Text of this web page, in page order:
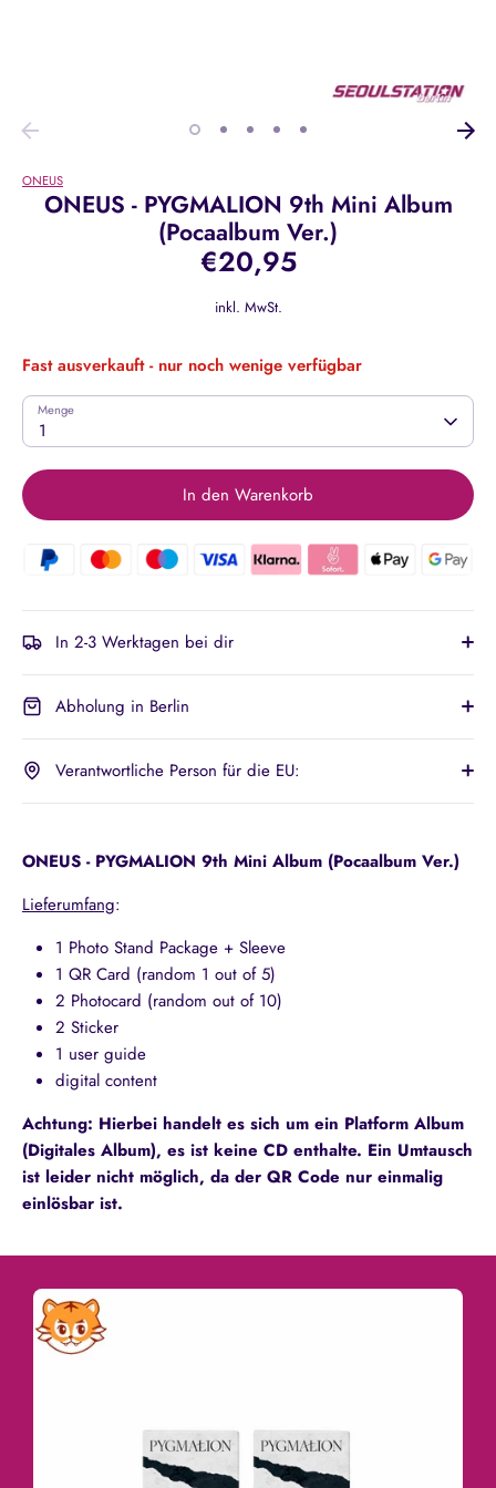
ONEUS
ONEUS - PYGMALION 9th Mini Album
(Pocaalbum Ver.)
€20,95
inkl. MwSt.
Fast ausverkauft - nur noch wenige verfügbar
Menge
1
In den Warenkorb
In 2-3 Werktagen bei dir
Abholung in Berlin
Verantwortliche Person für die EU:
ONEUS - PYGMALION 9th Mini Album (Pocaalbum Ver.)
Lieferumfang:
1 Photo Stand Package + Sleeve
1 QR Card (random 1 out of 5)
2 Photocard (random out of 10)
2 Sticker
1 user guide
digital content
Achtung: Hierbei handelt es sich um ein Platform Album
(Digitales Album), es ist keine CD enthalte. Ein Umtausch
ist leider nicht möglich, da der QR Code nur einmalig
einlösbar ist.